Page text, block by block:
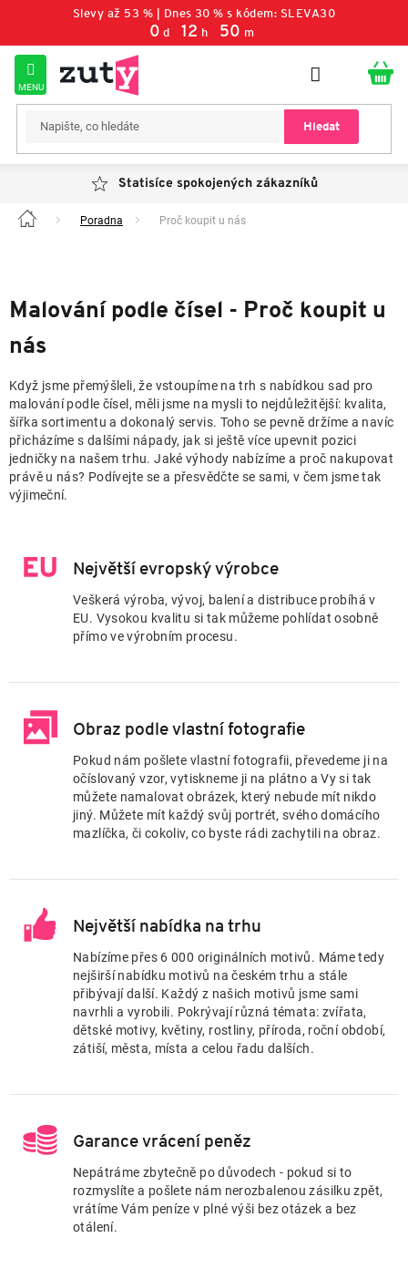
Slevy až 53 % | Dnes 30 % s kódem: SLEVA30
0 d 12 h 50 m
Hledat
Statisíce spokojených zákazníků
Domů Poradna Proč koupit u nás
P
o
s
r
a
n
n
í
p
a
Malování podle čísel - Proč koupit u
nás
Když jsme přemýšleli, že vstoupíme na trh s nabídkou sad pro
malování podle čísel, měli jsme na mysli to nejdůležitější: kvalita,
šířka sortimentu a dokonalý servis. Toho se pevně držíme a navíc
přicházíme s dalšími nápady, jak si ještě více upevnit pozici
jedničky na našem trhu. Jaké výhody nabízíme a proč nakupovat
právě u nás? Podívejte se a přesvědčte se sami, v čem jsme tak
výjimeční.
Největší evropský výrobce
Veškerá výroba, vývoj, balení a distribuce probíhá v
EU. Vysokou kvalitu si tak můžeme pohlídat osobně
přímo ve výrobním procesu.
Obraz podle vlastní fotografie
Pokud nám pošlete vlastní fotografii, převedeme ji na
očíslovaný vzor, vytiskneme ji na plátno a Vy si tak
můžete namalovat obrázek, který nebude mít nikdo
jiný. Můžete mít každý svůj portrét, svého domácího
mazlíčka, či cokoliv, co byste rádi zachytili na obraz.
Největší nabídka na trhu
Nabízíme přes 6 000 originálních motivů. Máme tedy
nejširší nabídku motivů na českém trhu a stále
přibývají další. Každý z našich motivů jsme sami
navrhli a vyrobili. Pokrývají různá témata: zvířata,
dětské motivy, květiny, rostliny, příroda, roční období,
zátiší, města, místa a celou řadu dalších.
Garance vrácení peněz
Nepátráme zbytečně po důvodech - pokud si to
rozmyslíte a pošlete nám nerozbalenou zásilku zpět,
vrátíme Vám peníze v plné výši bez otázek a bez
otálení.